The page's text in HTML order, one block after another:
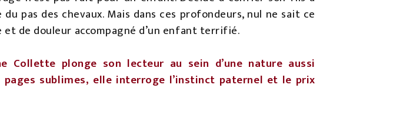
pas des chevaux. Mais dans ces profondeurs, nul ne sait ce
de douleur accompagné d’un enfant terrifié.
Collette plonge son lecteur au sein d’une nature aussi
sublimes, elle interroge l’instinct paternel et le prix